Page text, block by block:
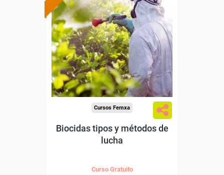
Formación 100%
subvencionada.
Para desempleados,
trabajadores y autónomos.
Sector
-Mediambiente.
Cursos Femxa
Biocidas tipos y métodos de
lucha
Curso Gratuito